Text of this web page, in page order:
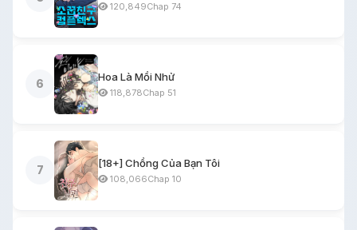
120,849Chap 74
6
Hoa Là Mồi Nhử
118,878Chap 51
7
[18+] Chồng Của Bạn Tôi
108,066Chap 10